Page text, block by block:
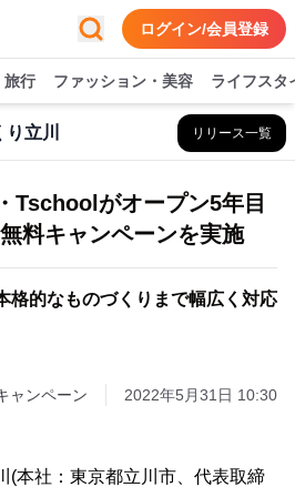
ログイン/会員登録
旅行 ファッション・美容 ライフスタ
立川 リリース一覧
Tschoolがオープン5年目
料キャンペーンを実施
格的なものづくりまで幅広く対応
ャンペーン 2022年5月31日 10:30
(本社：東京都立川市、代表取締